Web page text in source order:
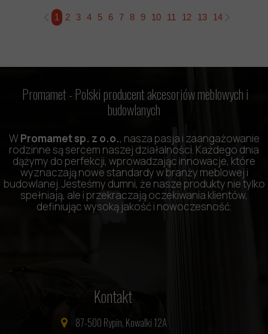
1 2 3 4 5 6 7 8 9 10 11 12 13 14 15
Kontakt
87-500 Rypin, Kowalki 12A
W Promamet sp. z o.o., nasza pasja i zaangażowanie
rodzinne są sercem naszej działalności. Każdego dnia
dążymy do perfekcji, wprowadzając innowacje, które
wyznaczają nowe standardy w branży meblowej i
budowlanej. Jesteśmy dumni, że nasze produkty nie tylko
spełniają, ale i przekraczają oczekiwania klientów,
definiując wysoką jakość i nowoczesność.
Promamet -Polski producent akcesoriów meblowych i
budowlanych